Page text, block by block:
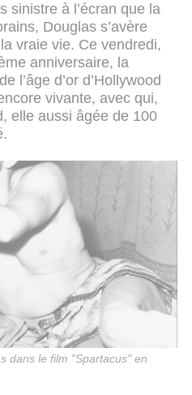
sinistre à l’écran que la
Douglas s’avère
vraie vie. Ce vendredi,
anniversaire, la
l’âge d’or d’Hollywood
vivante, avec qui,
elle aussi âgée de 100
dans le film "Spartacus" en